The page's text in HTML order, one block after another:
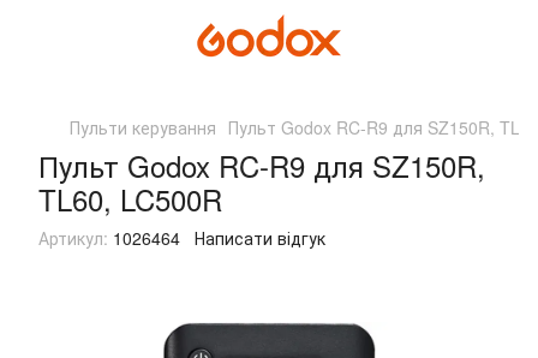
Пульти керування Пульт Godox RC-R9 для SZ150R,
Пульт Godox RC-R9 для SZ150R,
TL60, LC500R
Артикул: 1026464 Написати відгук